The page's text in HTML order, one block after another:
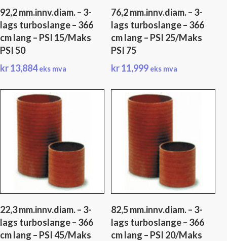
92,2 mm.innv.diam. – 3-
lags turboslange – 366
cm lang – PSI 15/Maks
PSI 50
kr13,884 eks mva
76,2 mm.innv.diam. – 3-
lags turboslange – 366
cm lang – PSI 25/Maks
PSI 75
kr11,999 eks mva
22,3 mm.innv.diam. – 3-
lags turboslange – 366
cm lang – PSI 45/Maks
82,5 mm.innv.diam. – 3-
lags turboslange – 366
cm lang – PSI 20/Maks